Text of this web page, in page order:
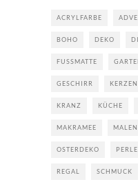
ACRYLFARBE
BOHO DEKO
FUSSMATTE
GESCHIRR KERZEN
KRANZ KÜCHE
MAKRAMEE MALEN
OSTERDEKO
REGAL SCHMUCK